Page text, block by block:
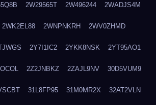
2W29565T 2W496244 2WADJS4M
2WK2EL88 2WNPNKRH 2WV0ZHMD
2Y7I1IC2 2YKK8NSK 2YT95AO1
2Z2JNBKZ 2ZAJL9NV 30D5VUM9
31L8FP95 31M0MR2X 32AT2VLN